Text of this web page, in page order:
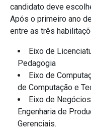
candidato deve
Após o primeiro ano
entre as três
Eixo de
Pedagogia
Eixo de
de Computação e
Eixo de
Engenharia de
Gerenciais.